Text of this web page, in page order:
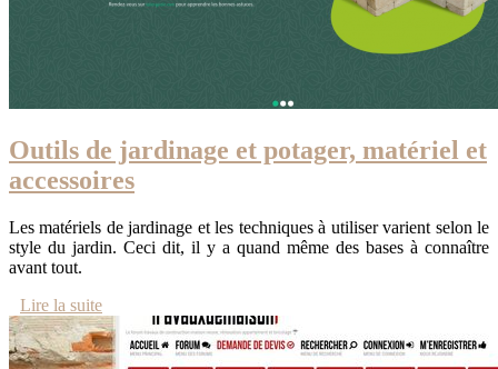
Outils de jardinage et potager, matériel et
accessoires
Les matériels de jardinage et les techniques à utiliser varient selon le
style du jardin. Ceci dit, il y a quand même des bases à connaître
avant tout.
Lire la suite